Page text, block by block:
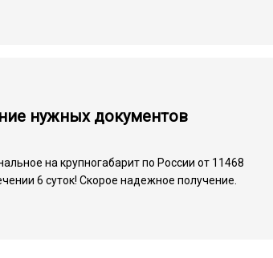
нужных документов
на крупногабарит по России от 11468
6 суток! Скорое надежное получение.